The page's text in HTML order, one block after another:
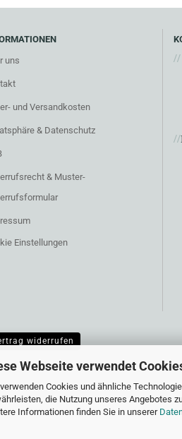
Webseite verwendet
Cookies und ähnliche
die Nutzung unseres Angebotes
Informationen finden Sie in unserer
uns
und Versandkosten
& Datenschutz
& Muster-
Einstellungen
//
//
widerrufen